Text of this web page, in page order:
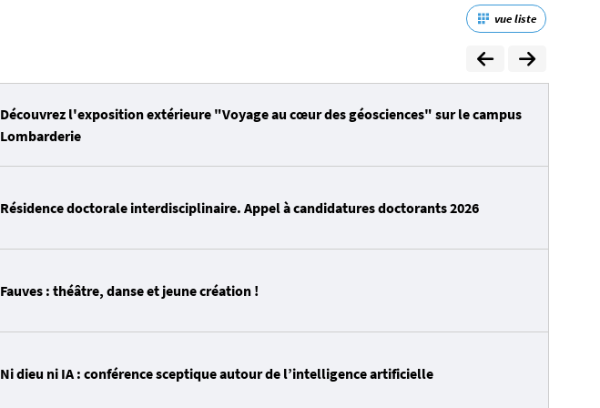
vue liste
Découvrez l'exposition extérieure "Voyage au cœur des géosciences" sur le campus
Lombarderie
Résidence doctorale interdisciplinaire. Appel à candidatures doctorants 2026
Fauves : théâtre, danse et jeune création !
Ni dieu ni IA : conférence sceptique autour de l’intelligence artificielle